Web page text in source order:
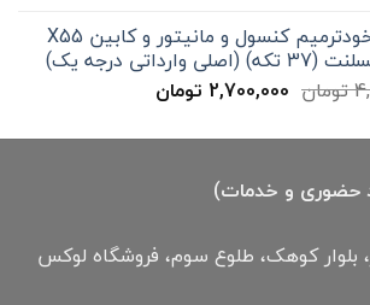
بود.
199,000 تومان
است. محافظ خودترمیم کنسول و مانیتور و کابین X55
تومان قیمت
4,000,000 تومان
2,700,000 تومانقیمت
2,700,000 تومان
حضوری و خدمات)
بلوار کوهک، طلوع سوم، فروشگاه لوکس